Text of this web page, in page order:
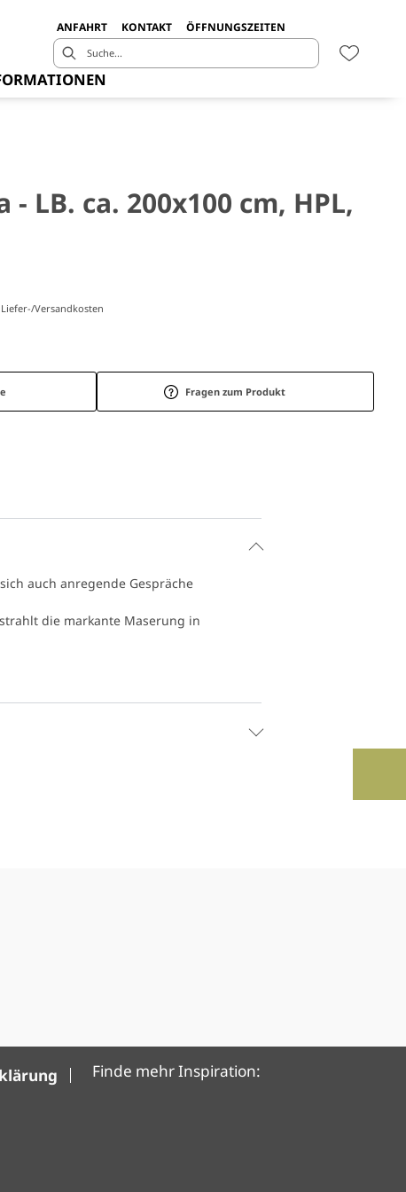
ANFAHRT KONTAKT ÖFFNUNGSZEITEN
- LB. ca. 200x100 cm, HPL,
Versandkosten
Fragen zum Produkt
auch anregende Gespräche
die markante Maserung in
Finde mehr Inspiration: